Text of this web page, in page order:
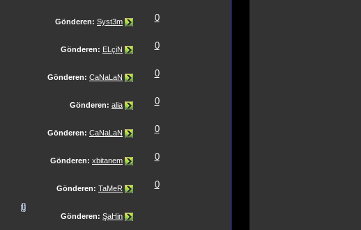
Gönderen: Syst3m 0
Gönderen: ELçiN 0
Gönderen: CaNaLaN 0
Gönderen: alia 0
Gönderen: CaNaLaN 0
Gönderen: xbitanem 0
Gönderen: TaMeR 0
Gönderen: ŞaHin